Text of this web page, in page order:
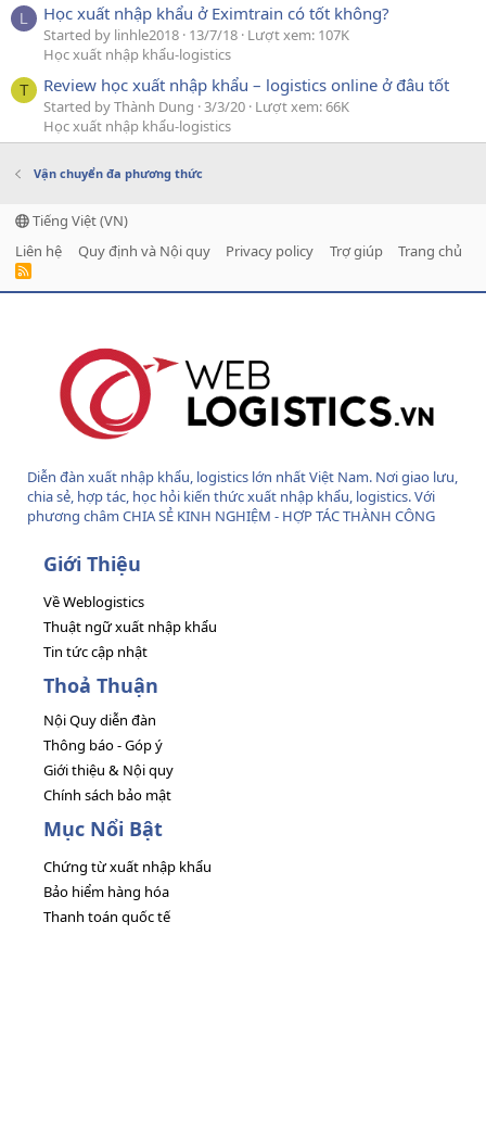
L Học xuất nhập khẩu ở Eximtrain có tốt không?
Started by linhle2018 13/7/18 Lượt xem: 107K
Học xuất nhập khẩu-logistics
T Review học xuất nhập khẩu – logistics online ở đâu tốt
Started by Thành Dung 3/3/20 Lượt xem: 66K
Học xuất nhập khẩu-logistics
Vận chuyển đa phương thức
Tiếng Việt (VN)
Liên hệ
Quy định và Nội quy Privacy policy Trợ giúp Trang chủ
R
Diễn đàn xuất nhập khẩu, logistics lớn nhất Việt Nam. Nơi giao lưu,
chia sẻ, hợp tác, học hỏi kiến thức xuất nhập khẩu, logistics. Với
phương châm CHIA SẺ KINH NGHIỆM - HỢP TÁC THÀNH CÔNG
Giới Thiệu
Về Weblogistics
Thuật ngữ xuất nhập khẩu
Tin tức cập nhật
Thoả Thuận
Nội Quy diễn đàn
Thông báo - Góp ý
Giới thiệu & Nội quy
Chính sách bảo mật
Mục Nổi Bật
Chứng từ xuất nhập khẩu
Bảo hiểm hàng hóa
Thanh toán quốc tế